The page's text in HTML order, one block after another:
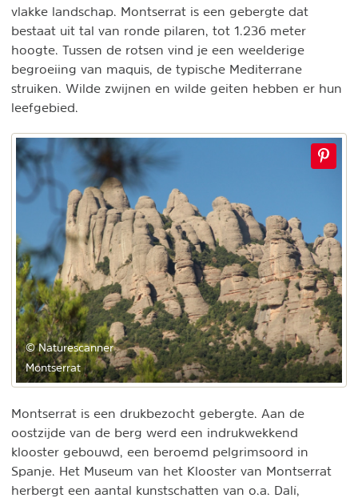
vlakke landschap. Montserrat is een gebergte dat
bestaat uit tal van ronde pilaren, tot 1.236 meter
hoogte. Tussen de rotsen vind je een weelderige
begroeiing van maquis, de typische Mediterrane
struiken. Wilde zwijnen en wilde geiten hebben er hun
leefgebied.
© Naturescanner
Montserrat
Montserrat is een drukbezocht gebergte. Aan de
oostzijde van de berg werd een indrukwekkend
klooster gebouwd, een beroemd pelgrimsoord in
Spanje. Het Museum van het Klooster van Montserrat
herbergt een aantal kunstschatten van o.a. Dalí,